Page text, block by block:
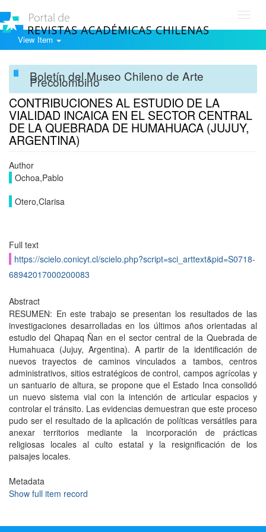
View Item
Boletín del Museo Chileno de Arte
Precolombino
CONTRIBUCIONES AL ESTUDIO DE LA
VIALIDAD INCAICA EN EL SECTOR CENTRAL
DE LA QUEBRADA DE HUMAHUACA (JUJUY,
ARGENTINA)
Author
Ochoa,Pablo
Otero,Clarisa
Full text
https://scielo.conicyt.cl/scielo.php?script=sci_arttext&pid=S0718-
68942017000200083
Abstract
RESUMEN: En este trabajo se presentan los resultados de las
investigaciones desarrolladas en los últimos años orientadas al
estudio del Qhapaq Ñan en el sector central de la Quebrada de
Humahuaca (Jujuy, Argentina). A partir de la identificación de
nuevos trayectos de caminos vinculados a tambos, centros
administrativos, sitios estratégicos de control, campos agrícolas y
un santuario de altura, se propone que el Estado Inca consolidó
un nuevo sistema vial con la intención de articular espacios y
controlar el tránsito. Las evidencias demuestran que este proceso
pudo ser el resultado de la aplicación de políticas versátiles para
anexar territorios mediante la incorporación de prácticas
religiosas locales al culto estatal y la resignificación de los
paisajes locales.
Metadata
Show full item record